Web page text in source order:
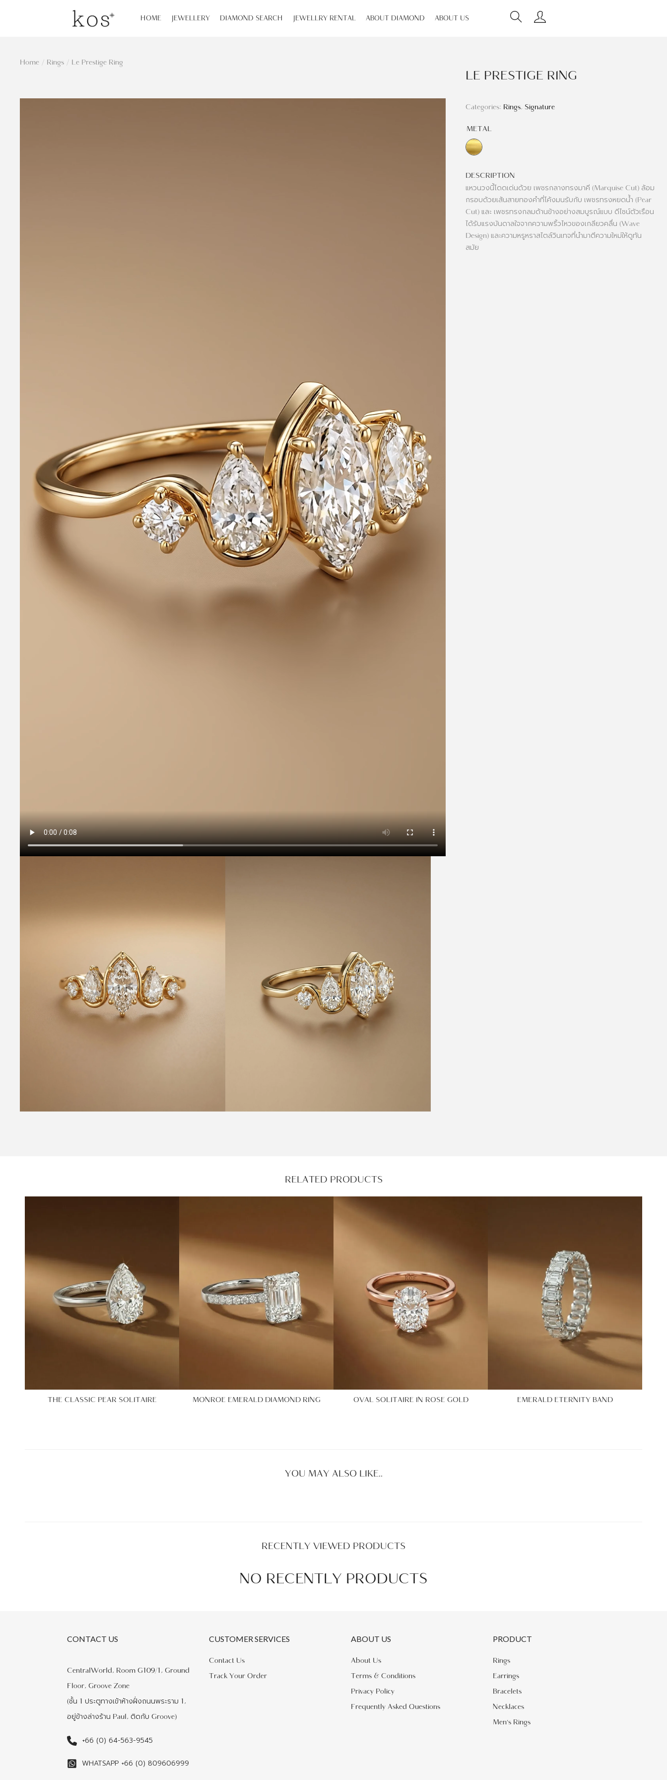
HOME JEWELLERY DIAMOND SEARCH JEWELLRY RENTAL ABOUT DIAMOND ABOUT US
Home / Rings / Le Prestige Ring
LE PRESTIGE RING
Categories: Rings, Signature
METAL
DESCRIPTION
แหวนวงนี้โดดเด่นด้วย เพชรกลางทรงมาคี (Marquise Cut) ล้อม
กรอบด้วยเส้นสายทองคำที่โค้งมนรับกับ เพชรทรงหยดน้ำ (Pear
Cut) และ เพชรทรงกลมด้านข้างอย่างสมบูรณ์แบบ ดีไซน์ตัวเรือน
ได้รับแรงบันดาลใจจากความพริ้วไหวของเกลียวคลื่น (Wave
Design) และความหรูหราสไตล์วินเทจที่นำมาตีความใหม่ให้ดูทัน
สมัย
RELATED PRODUCTS
THE CLASSIC PEAR SOLITAIRE MONROE EMERALD DIAMOND RING OVAL SOLITAIRE IN ROSE GOLD EMERALD ETERNITY BAND
YOU MAY ALSO LIKE..
RECENTLY VIEWED PRODUCTS
NO RECENTLY PRODUCTS
CONTACT US
CentralWorld, Room G109/1, Ground
Floor, Groove Zone
(ชั้น 1 ประตูทางเข้าห้างฝั่งถนนพระราม 1,
อยู่ข้างล่างร้าน Paul, ติดกับ Groove)
+66 (0) 64-563-9545
WHATSAPP +66 (0) 809606999
CUSTOMER SERVICES
Contact Us
Track Your Order
ABOUT US
About Us
Terms & Conditions
Privacy Policy
Frequently Asked Questions
PRODUCT
Rings
Earrings
Bracelets
Necklaces
Men's Rings